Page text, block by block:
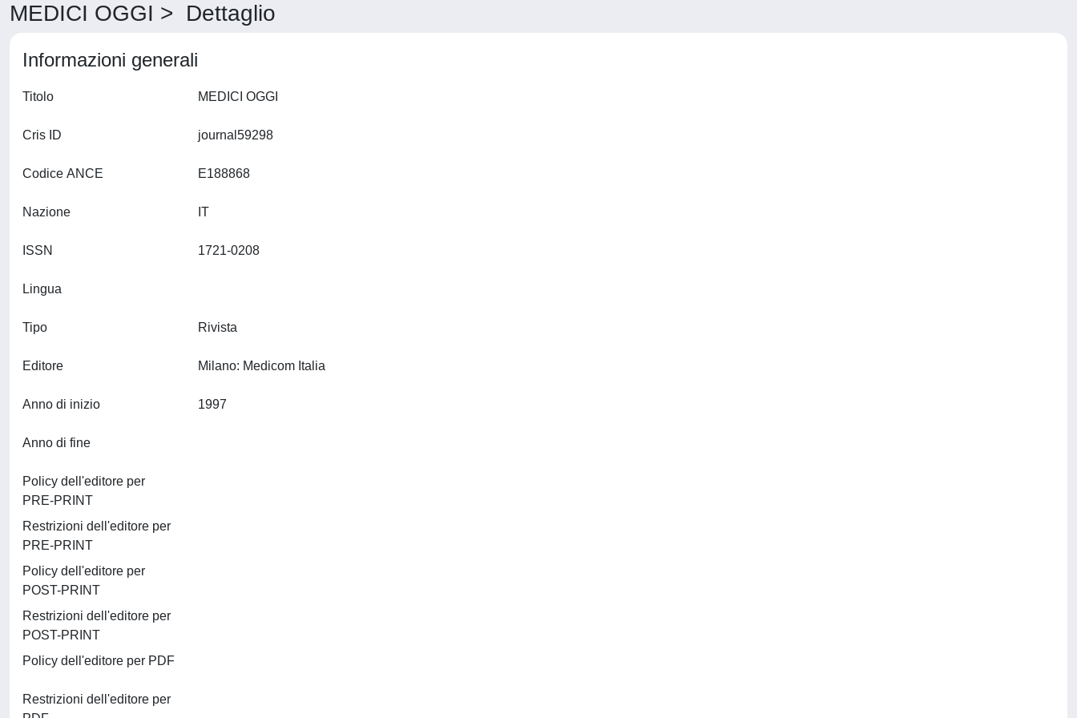
MEDICI OGGI > Dettaglio
Informazioni generali
Titolo
Cris ID
Codice ANCE
Nazione
ISSN
Lingua
Tipo Rivista
Editore
Anno di inizio
Anno di fine
Policy dell'editore per
PRE-PRINT
Restrizioni dell'editore per
PRE-PRINT
Policy dell'editore per
POST-PRINT
Restrizioni dell'editore per
POST-PRINT
Policy dell'editore per PDF
Restrizioni dell'editore per